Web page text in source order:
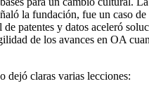
la fundación, fue un caso de
patentes y datos aceleró
de los avances en OA
dejó claras varias lecciones: